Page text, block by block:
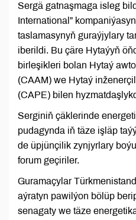
Sergä gatnaşmaga isleg
International”
taslamasynyň guraýjylary
iberildi. Bu çäre Hytaýyň
birleşikleri bolan Hytaý
(CAAM) we Hytaý
(CAPE) bilen
Serginiň çäklerinde
pudagynda iň täze işläp
de üpjünçilik zynjyrlary
forum geçiriler.
Guramaçylar
aýratyn pawilýon bölüp
senagaty we täze